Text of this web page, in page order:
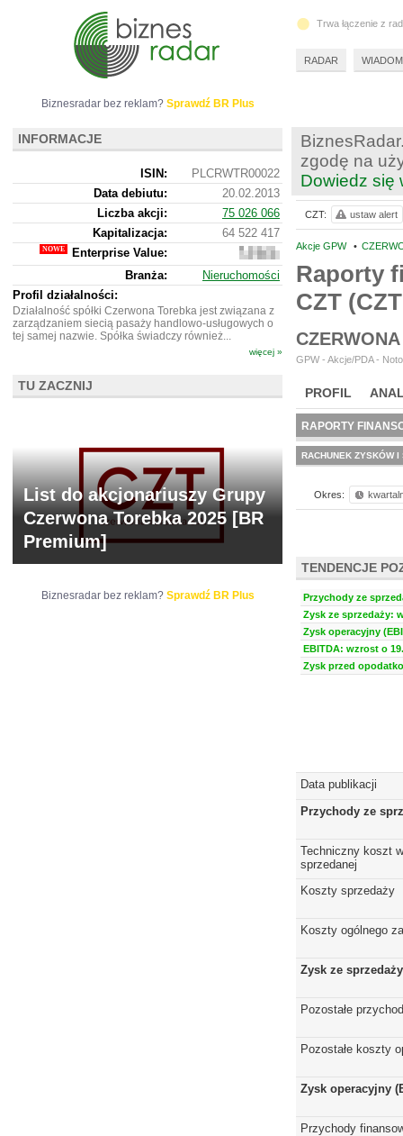
zgodę na
Dowiedz się
Akcje GPW •
Raporty
CZT
GPW - Akcje/PDA -
PROFIL
BR LAB
RAPORTY
RACHUNEK ZYSKÓW I
Okres:
TENDENCJE
Przychody ze
Zysk ze sprzedaży:
Zysk operacyjny
EBITDA: wzrost o
Zysk przed
Data publikacji
Przychody ze
Techniczny koszt
sprzedanej
Koszty sprzedaży
Koszty ogólnego
Zysk ze sprzedaży
Pozostałe
Pozostałe koszty
Zysk operacyjny
Przychody
CZT: ustaw alert
Biznesradar bez reklam? Sprawdź BR Plus
INFORMACJE
ISIN:
PLCRWTR00022
Data debiutu:
20.02.2013
Liczba akcji:
75 026 066
Kapitalizacja:
64 522 417
Enterprise Value:
32
807
417
Branża:
Nieruchomości
Profil działalności:
Działalność spółki Czerwona Torebka jest związana z
zarządzaniem siecią pasaży handlowo-usługowych o
tej samej nazwie. Spółka świadczy również...
więcej »
TU ZACZNIJ
List do akcjonariuszy Grupy
Czerwona Torebka 2025 [BR
Premium]
Biznesradar bez reklam? Sprawdź BR Plus
Trwa łączenie z
RADAR